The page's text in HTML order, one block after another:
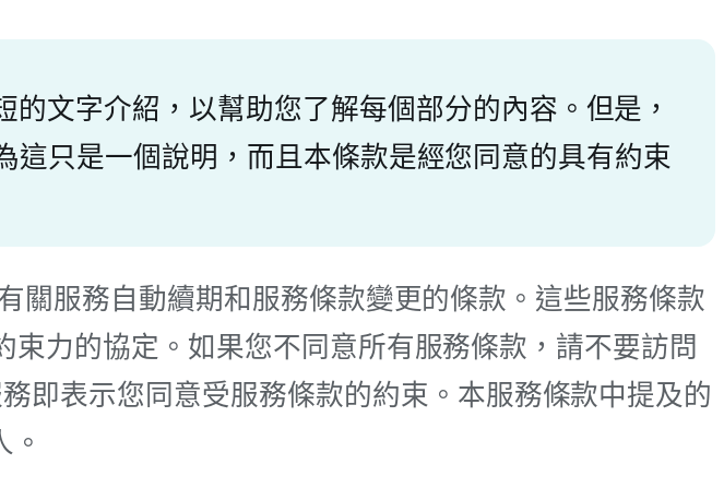
文字介紹，以幫助您了解每個部分的內容。但是，
只是一個說明，而且本條款是經您同意的具有約束
服務自動續期和服務條款變更的條款。這些服務條款
力的協定。如果您不同意所有服務條款，請不要訪問
即表示您同意受服務條款的約束。本服務條款中提及的